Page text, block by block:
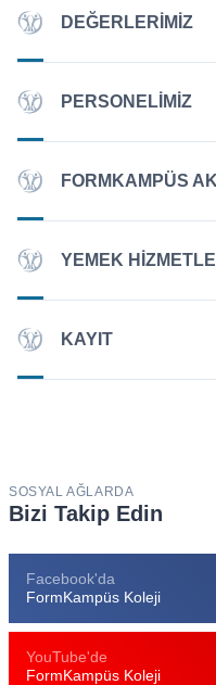
DEĞERLERIMIZ
PERSONELIMIZ
FORMKAMPÜS
YEMEK
KAYIT
SOSYAL AĞLARDA
Bizi Takip Edin
Facebook'da
FormKampüs Koleji
YouTube'de
FormKampüs Koleji